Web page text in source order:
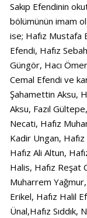
Sakıp Efendinin
bölümünün imam
ise; Hafız Mustafa
Efendi, Hafız
Güngör, Hacı
Cemal Efendi ve
Şahamettin Aksu,
Aksu, Fazıl
Necati, Hafız
Kadir Ungan,
Hafız Ali Altun,
Halis, Hafız Reşat
Muharrem
Erikel, Hafız Halil
Ünal,Hafız Sıddık,